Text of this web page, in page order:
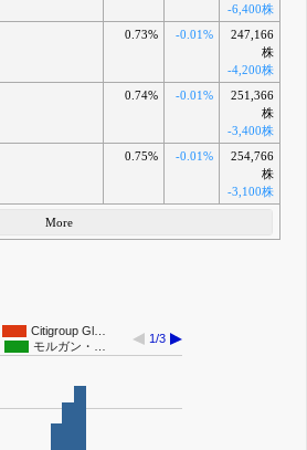
-6,400株
0.73% -0.01%
247,166
株
-4,200株
0.74% -0.01%
251,366
株
-3,400株
0.75% -0.01%
254,766
株
-3,100株
More
Citigroup Gl…
モルガン・…
1/3